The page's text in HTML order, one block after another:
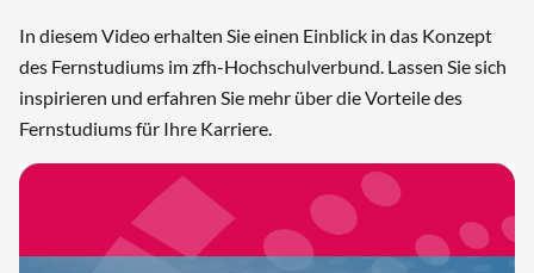
In diesem Video erhalten Sie einen Einblick in das Konzept
des Fernstudiums im zfh-Hochschulverbund. Lassen Sie sich
inspirieren und erfahren Sie mehr über die Vorteile des
Fernstudiums für Ihre Karriere.